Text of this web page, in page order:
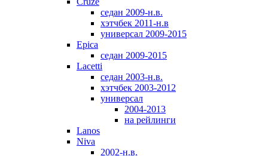
седан 2009-н.в.
хэтчбек 2011-н.в
универсал 2009-2015
Epica
седан 2009-2015
Lacetti
седан 2003-н.в.
хэтчбек 2003-2012
универсал
2004-2013
на рейлинги
Lanos
Niva
2002-н.в.